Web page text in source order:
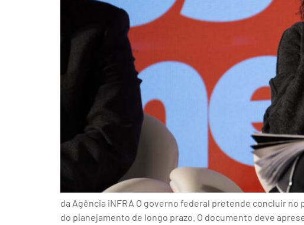
da Agência iNFRA O governo federal pretende concluir
do planejamento de longo prazo. O documento deve